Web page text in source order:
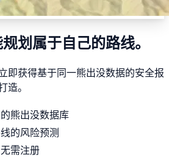
划属于自己的路线。
即获得基于同一熊出没数据的安全报
造。
熊出没数据库
的风险预测
需注册